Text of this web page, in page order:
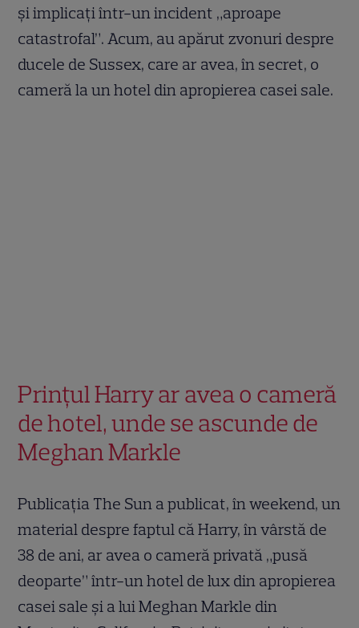
și implicați într-un incident „aproape
catastrofal”. Acum, au apărut zvonuri despre
ducele de Sussex, care ar avea, în secret, o
cameră la un hotel din apropierea casei sale.
Prințul Harry ar avea o cameră
de hotel, unde se ascunde de
Meghan Markle
Publicația The Sun a publicat, în weekend, un
material despre faptul că Harry, în vârstă de
38 de ani, ar avea o cameră privată „pusă
deoparte” într-un hotel de lux din apropierea
casei sale și a lui Meghan Markle din